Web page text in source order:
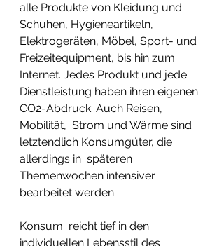
alle Produkte von Kleidung und
Schuhen, Hygieneartikeln,
Elektrogeräten, Möbel, Sport- und
Freizeitequipment, bis hin zum
Internet. Jedes Produkt und jede
Dienstleistung haben ihren eigenen
CO2-Abdruck. Auch Reisen,
Mobilität,  Strom und Wärme sind
letztendlich Konsumgüter, die
allerdings in  späteren
Themenwochen intensiver
bearbeitet werden.
Konsum  reicht tief in den
individuellen Lebensstil des